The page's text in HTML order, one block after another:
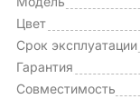
Цвет
Срок эксплуатации
Гарантия
Совместимость